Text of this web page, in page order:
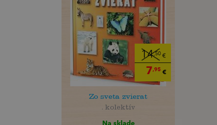
14,50€
7,95€
Zo sveta zvierat
. kolektív
Na sklade